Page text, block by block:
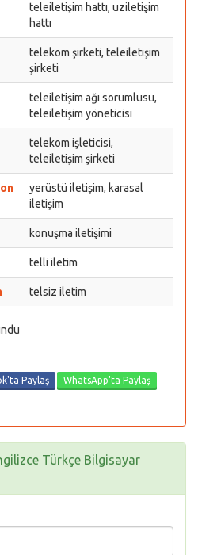
teleiletişim hattı, uziletişim
hattı
telekom şirketi, teleiletişim
şirketi
teleiletişim ağı sorumlusu,
teleiletişim yöneticisi
telekom işleticisi,
teleiletişim şirketi
yerüstü iletişim, karasal
iletişim
konuşma iletişimi
telli iletim
telsiz iletim
Paylaş
WhatsApp'ta Paylaş
Türkçe Bilgisayar